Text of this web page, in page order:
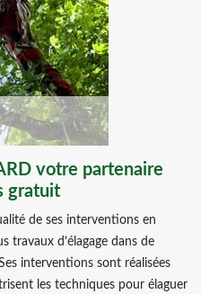
votre partenaire
gratuit
de ses interventions en
travaux d’élagage dans de
interventions sont réalisées
les techniques pour élaguer